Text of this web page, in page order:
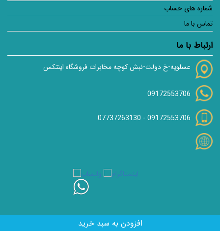
افزودن به سبد خرید
شماره های حساب
تماس با ما
ارتباط با ما
عسلویه-خ دولت-نبش کوچه مخابرات فروشگاه اینتکس
09172553706
09172553706
-
07737263130
تمام حقوق برای فروشگاه اورجینال لند محفوظ می باشد | طراحی سایت: مرکز طراحی وب زئوس